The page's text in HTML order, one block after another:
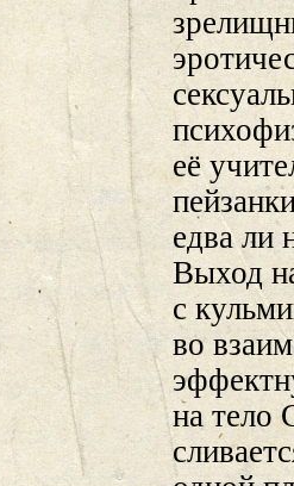
её
едва ли
Выход
с
во
на тело